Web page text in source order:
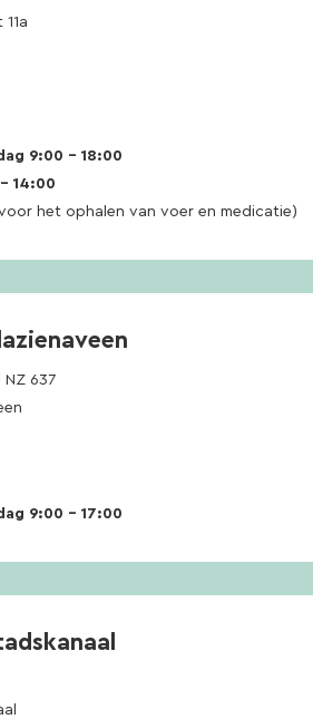
9:00 – 18:00
14:00
het ophalen van voer en medicatie)
NZ 637
9:00 – 17:00